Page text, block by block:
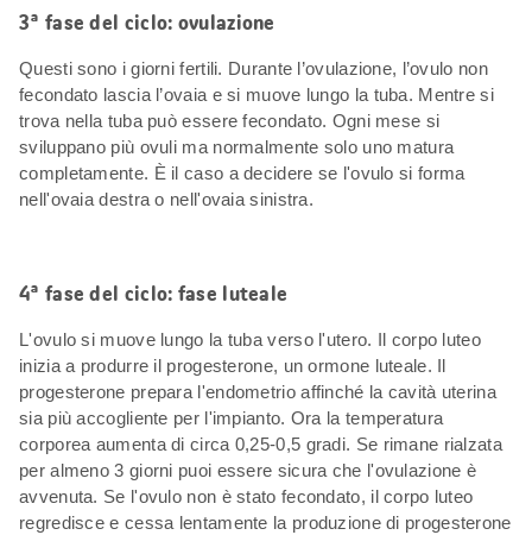
3ª fase del ciclo: ovulazione
Questi sono i giorni fertili. Durante l’ovulazione, l’ovulo non
fecondato lascia l’ovaia e si muove lungo la tuba. Mentre si
trova nella tuba può essere fecondato. Ogni mese si
sviluppano più ovuli ma normalmente solo uno matura
completamente. È il caso a decidere se l'ovulo si forma
nell'ovaia destra o nell'ovaia sinistra.
4ª fase del ciclo: fase luteale
L'ovulo si muove lungo la tuba verso l'utero. Il corpo luteo
inizia a produrre il progesterone, un ormone luteale. Il
progesterone prepara l'endometrio affinché la cavità uterina
sia più accogliente per l'impianto. Ora la temperatura
corporea aumenta di circa 0,25-0,5 gradi. Se rimane rialzata
per almeno 3 giorni puoi essere sicura che l'ovulazione è
avvenuta. Se l'ovulo non è stato fecondato, il corpo luteo
regredisce e cessa lentamente la produzione di progesterone